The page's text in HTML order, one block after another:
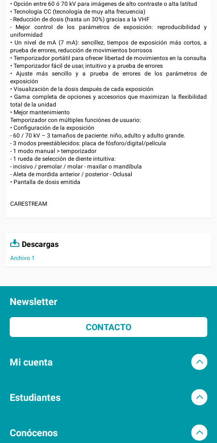
• Opción entre 60 ó 70 kV para imágenes de alto contraste o alta latitud
• Tecnología CC (tecnología de muy alta frecuencia)
- Reducción de dosis (hasta un 30%) gracias a la VHF
- Mejor control de los parámetros de exposición: reproducibilidad y
uniformidad
• Un nivel de mA (7 mA): sencillez, tiempos de exposición más cortos, a
prueba de errores, reducción de movimientos borrosos
• Temporizador portátil para ofrecer libertad de movimientos en la consulta
• Temporizador fácil de usar, intuitivo y a prueba de errores
• Ajuste más sencillo y a prueba de errores de los parámetros de
exposición
• Visualización de la dosis después de cada exposición
• Gama completa de opciones y accesorios que maximizan la flexibilidad
total de la unidad
• Mejor mantenimiento
Temporizador con múltiples funciónes de usuario:
• Configuración de la exposición
- 60 / 70 kV – 3 tamaños de paciente: niño, adulto y adulto grande.
- 3 modos preestáblecidos: placa de fósforo/digital/película
- 1 modo manual > temporizador
- 1 rueda de selección de diente intuitiva:
- incisivo / premolar / molar - maxilar o mandíbula
- Aleta de mordida anterior / posterior - Oclusal
• Pantalla de dosis emitida
CARESTREAM
Descargas
Archivo 1
Newsletter
CONTACTO
Mi cuenta
Estudiantes
Conócenos